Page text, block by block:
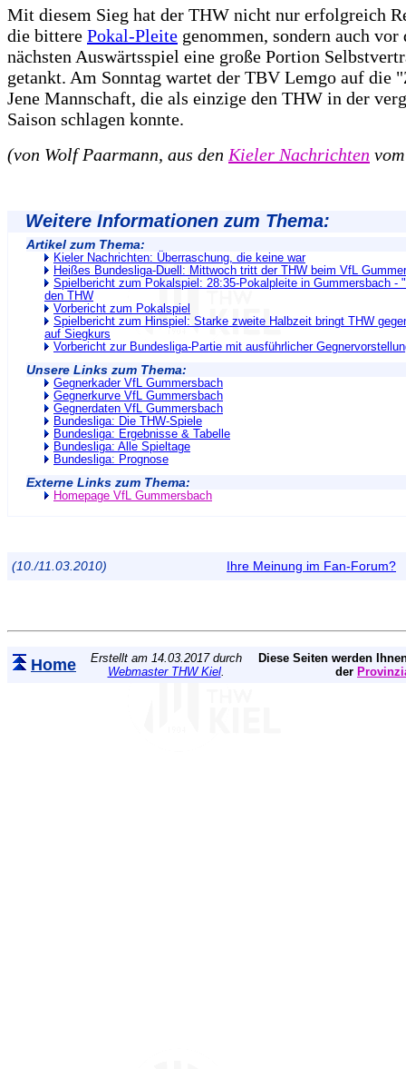
Mit diesem Sieg hat der THW nicht nur erfolgreich
die bittere Pokal-Pleite genommen, sondern auch vor
nächsten Auswärtsspiel eine große Portion
getankt. Am Sonntag wartet der TBV Lemgo auf die
Jene Mannschaft, die als einzige den THW in der
Saison schlagen konnte.
(von Wolf Paarmann, aus den Kieler Nachrichten
Weitere Informationen zum Thema:
Artikel zum Thema:
Kieler Nachrichten: Überraschung, die keine war
Heißes Bundesliga-Duell: Mittwoch tritt der THW beim VfL
Spielbericht zum Pokalspiel: 28:35-Pokalpleite in Gummersbach -
den THW
Vorbericht zum Pokalspiel
Spielbericht zum Hinspiel: Starke zweite Halbzeit bringt THW
auf Siegkurs
Vorbericht zur Bundesliga-Partie mit ausführlicher
Unsere Links zum Thema:
Gegnerkader VfL Gummersbach
Gegnerkurve VfL Gummersbach
Gegnerdaten VfL Gummersbach
Bundesliga: Die THW-Spiele
Bundesliga: Ergebnisse & Tabelle
Bundesliga: Alle Spieltage
Bundesliga: Prognose
Externe Links zum Thema:
Homepage VfL Gummersbach
(10./11.03.2010) Ihre Meinung im Fan-Forum?
Home
Erstellt am 14.03.2017 durch
Webmaster THW Kiel.
Diese Seiten werden
der